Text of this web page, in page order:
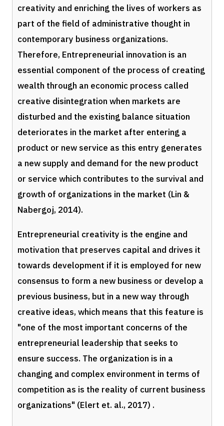
creativity and enriching the lives of workers as
part of the field of administrative thought in
contemporary business organizations.
Therefore, Entrepreneurial innovation is an
essential component of the process of creating
wealth through an economic process called
creative disintegration when markets are
disturbed and the existing balance situation
deteriorates in the market after entering a
product or new service as this entry generates
a new supply and demand for the new product
or service which contributes to the survival and
growth of organizations in the market (Lin &
Nabergoj, 2014).
Entrepreneurial creativity is the engine and
motivation that preserves capital and drives it
towards development if it is employed for new
consensus to form a new business or develop a
previous business, but in a new way through
creative ideas, which means that this feature is
"one of the most important concerns of the
entrepreneurial leadership that seeks to
ensure success. The organization is in a
changing and complex environment in terms of
competition as is the reality of current business
organizations" (Elert et. al., 2017) .